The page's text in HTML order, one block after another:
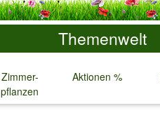
Themenwelt
Zimmer-
pflanzen
Aktionen %
↓ ↓